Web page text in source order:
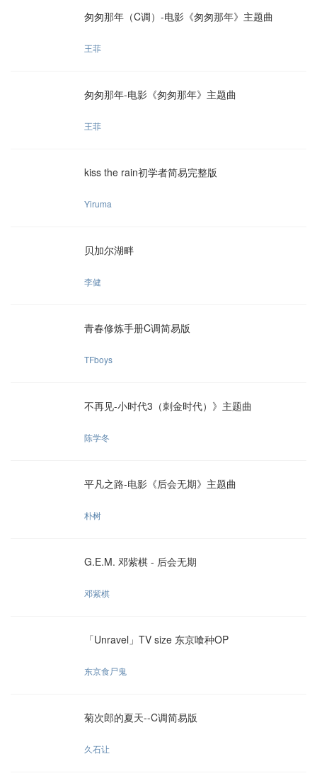
匆匆那年（C调）-电影《匆匆那年》主题曲
王菲
匆匆那年-电影《匆匆那年》主题曲
王菲
kiss the rain初学者简易完整版
Yiruma
贝加尔湖畔
李健
青春修炼手册C调简易版
TFboys
不再见-小时代3（刺金时代）》主题曲
陈学冬
平凡之路-电影《后会无期》主题曲
朴树
G.E.M. 邓紫棋 - 后会无期
邓紫棋
「Unravel」TV size 东京喰种OP
东京食尸鬼
菊次郎的夏天--C调简易版
久石让